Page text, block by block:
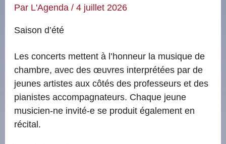
Par L'Agenda/4 juillet 2026
Saison d’été
Les concerts mettent à l’honneur la musique de
chambre, avec des œuvres interprétées par de
jeunes artistes aux côtés des professeurs et des
pianistes accompagnateurs. Chaque jeune
musicien-ne invité-e se produit également en
récital.